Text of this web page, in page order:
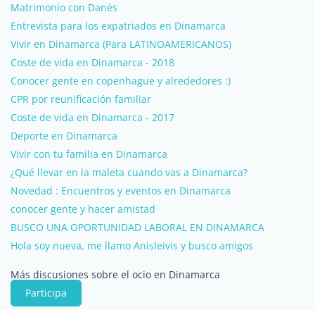
Matrimonio con Danés
Entrevista para los expatriados en Dinamarca
Vivir en Dinamarca (Para LATINOAMERICANOS)
Coste de vida en Dinamarca - 2018
Conocer gente en copenhague y alrededores :)
CPR por reunificación familiar
Coste de vida en Dinamarca - 2017
Deporte en Dinamarca
Vivir con tu familia en Dinamarca
¿Qué llevar en la maleta cuando vas a Dinamarca?
Novedad : Encuentros y eventos en Dinamarca
conocer gente y hacer amistad
BUSCO UNA OPORTUNIDAD LABORAL EN DINAMARCA
Hola soy nueva, me llamo Anisleivis y busco amigos
Más discusiones sobre el ocio en Dinamarca
Participa